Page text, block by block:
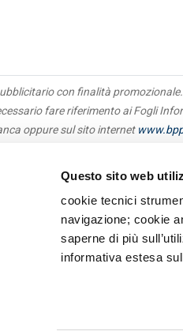
Questo sito web
cookie tecnici
navigazione; cookie
saperne di più
informativa estesa
con finalità
fare riferimento ai Fogli
oppure sul sito internet